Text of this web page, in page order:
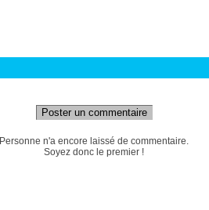
Poster un commentaire
Personne n'a encore laissé de commentaire.
Soyez donc le premier !